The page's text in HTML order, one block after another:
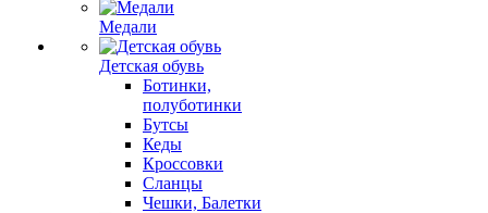
Медали
Детская обувь
Ботинки,
полуботинки
Бутсы
Кеды
Кроссовки
Сланцы
Чешки, Балетки